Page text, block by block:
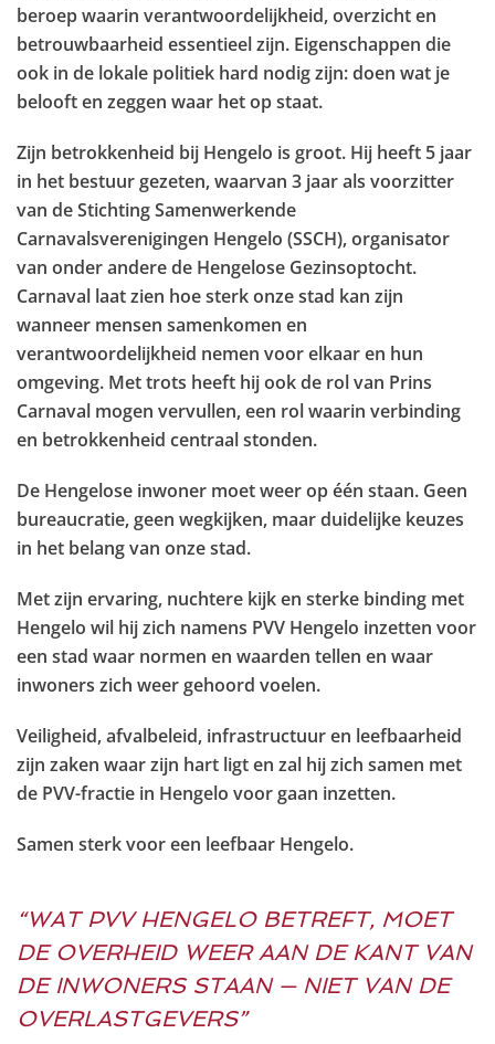
beroep waarin verantwoordelijkheid, overzicht en
betrouwbaarheid essentieel zijn. Eigenschappen die
ook in de lokale politiek hard nodig zijn: doen wat je
belooft en zeggen waar het op staat.
Zijn betrokkenheid bij Hengelo is groot. Hij heeft 5 jaar
in het bestuur gezeten, waarvan 3 jaar als voorzitter
van de Stichting Samenwerkende
Carnavalsverenigingen Hengelo (SSCH), organisator
van onder andere de Hengelose Gezinsoptocht.
Carnaval laat zien hoe sterk onze stad kan zijn
wanneer mensen samenkomen en
verantwoordelijkheid nemen voor elkaar en hun
omgeving. Met trots heeft hij ook de rol van Prins
Carnaval mogen vervullen, een rol waarin verbinding
en betrokkenheid centraal stonden.
De Hengelose inwoner moet weer opéén staan. Geen
bureaucratie, geen wegkijken, maar duidelijke keuzes
in het belang van onze stad.
Met zijn ervaring, nuchtere kijk en sterke binding met
Hengelo wil hij zich namens PVV Hengelo inzetten voor
een stad waar normen en waarden tellen en waar
inwoners zich weer gehoord voelen.
Veiligheid, afvalbeleid, infrastructuur en leefbaarheid
zijn zaken waar zijn hart ligt en zal hij zich samen met
de PVV-fractie in Hengelo voor gaan inzetten.
Samen sterk voor een leefbaar Hengelo.
“WAT PVV HENGELO BETREFT, MOET
DE OVERHEID WEER AAN DE KANT VAN
DE INWONERS STAAN —NIET VAN DE
OVERLASTGEVERS”